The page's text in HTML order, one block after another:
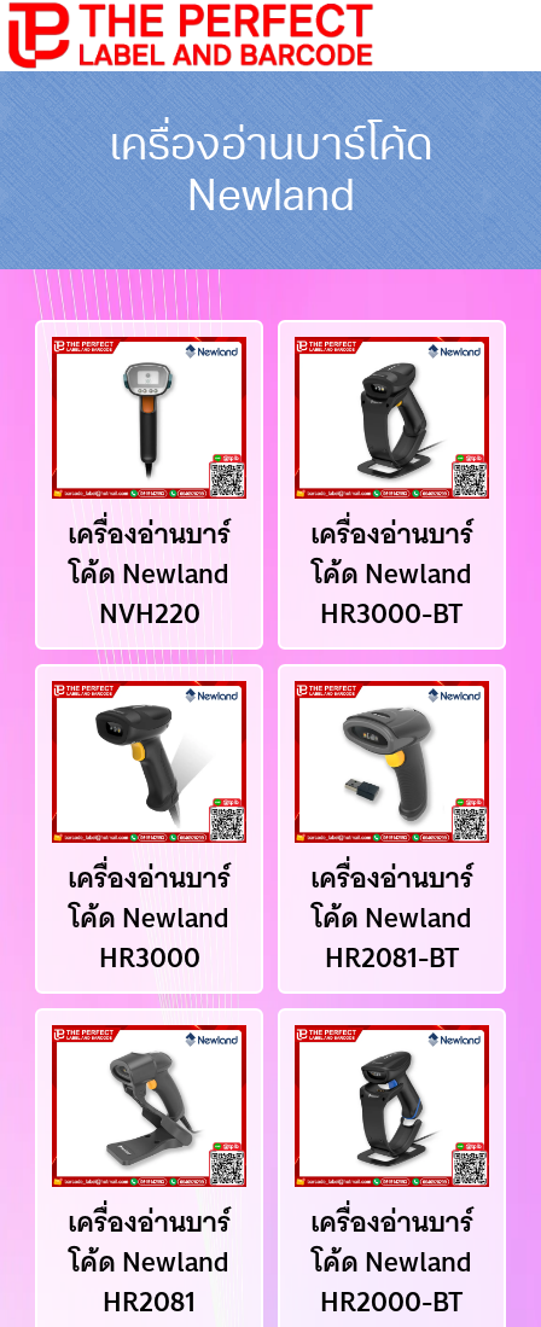
เครื่องอ่านบาร์โค้ด
Newland
เครื่องอ่านบาร์
โค้ด Newland
NVH220
เครื่องอ่านบาร์
โค้ด Newland
HR3000-BT
เครื่องอ่านบาร์
โค้ด Newland
HR3000
เครื่องอ่านบาร์
โค้ด Newland
HR2081-BT
เครื่องอ่านบาร์
โค้ด Newland
HR2081
เครื่องอ่านบาร์
โค้ด Newland
HR2000-BT